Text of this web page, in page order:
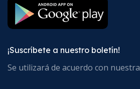
¡Suscríbete a nuestro boletín!
Se utilizará de acuerdo con nuestra